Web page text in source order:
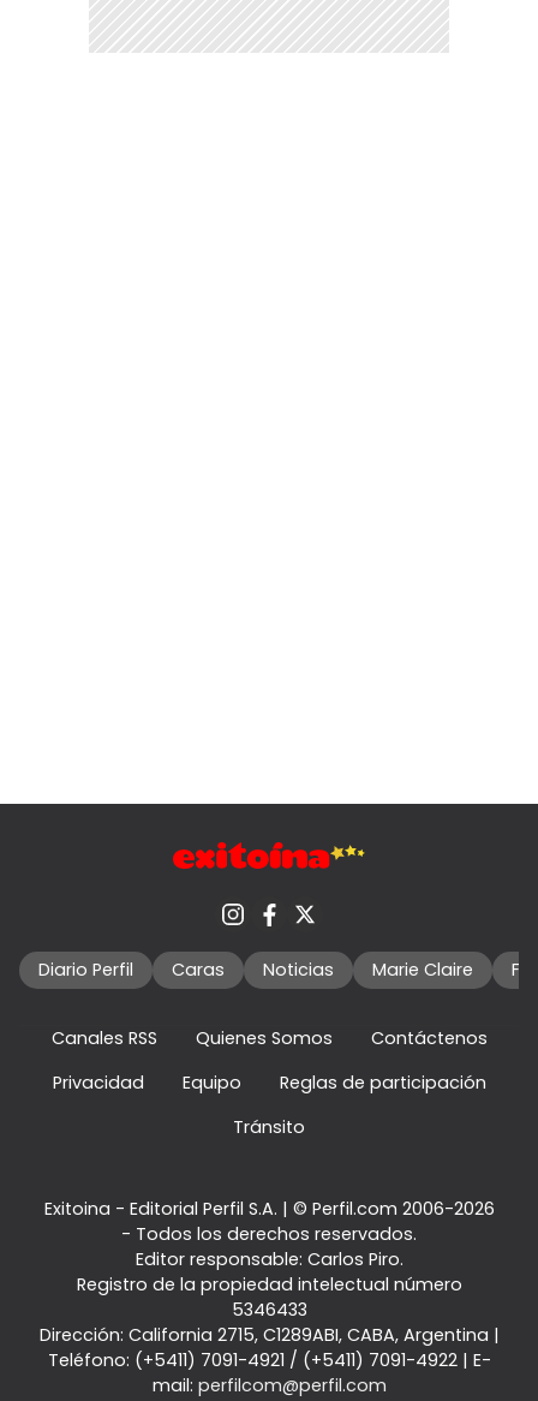
Diario Perfil Caras Noticias Marie Claire
Canales RSS Quienes Somos
Contáctenos
Privacidad
Equipo
Reglas de participación
Tránsito
Exitoina - Editorial Perfil S.A. | © Perfil.com 2006-2026
- Todos los derechos reservados.
Editor responsable: Carlos Piro.
Registro de la propiedad intelectual número
5346433
Dirección: California 2715, C1289ABI, CABA, Argentina |
Teléfono: (+5411) 7091-4921 / (+5411) 7091-4922| E-
mail: perfilcom@perfil.com